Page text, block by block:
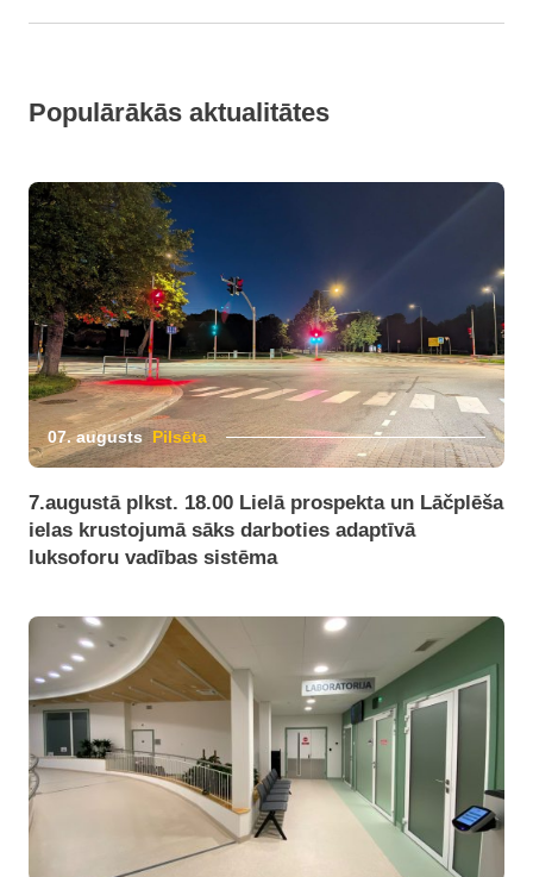
Populārākās aktualitātes
07. augusts Pilsēta
7.augustā plkst. 18.00 Lielā prospekta un Lāčplēša
ielas krustojumā sāks darboties adaptīvā
luksoforu vadības sistēma